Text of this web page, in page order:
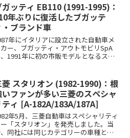
ガッティ EB110 (1991-1995)：
年ぶりに復活したブガッテ
・ブランド車
年にイタリアに設立された自動車メ
ー、ブガッティ・アウトモビリSpA
1991年に初の市販モデルとなるスー
菱 スタリオン (1982-1990)：根
ファンが多い三菱のスペシャ
ティ [A-182A/183A/187A]
年5月、三菱自動車はスペシャリティ
「スタリオン」を発売しました。当
同社には同じカテゴリーの車種とし